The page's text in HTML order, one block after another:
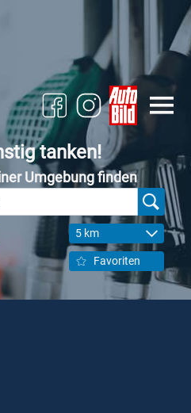
tanken!
Umgebung finden
5 km
Favoriten